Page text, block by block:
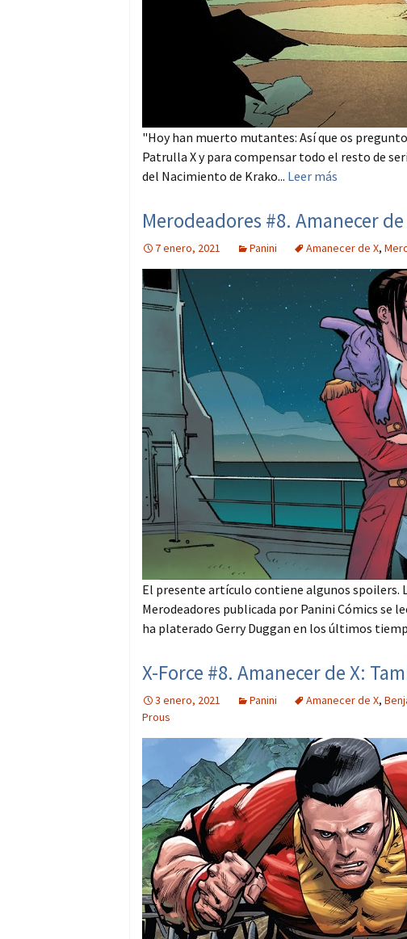
"Hoy han muerto mutantes: Así que os
Patrulla X y para compensar todo el resto de
del Nacimiento de Krako... Leer más
Merodeadores #8. Amanecer
7 enero, 2021 Panini Amanecer de X,
El presente artículo contiene algunos spoilers.
Merodeadores publicada por Panini Cómics se
ha platerado Gerry Duggan en los últimos
X-Force #8. Amanecer de X:
3 enero, 2021 Panini Amanecer de X,
Prous